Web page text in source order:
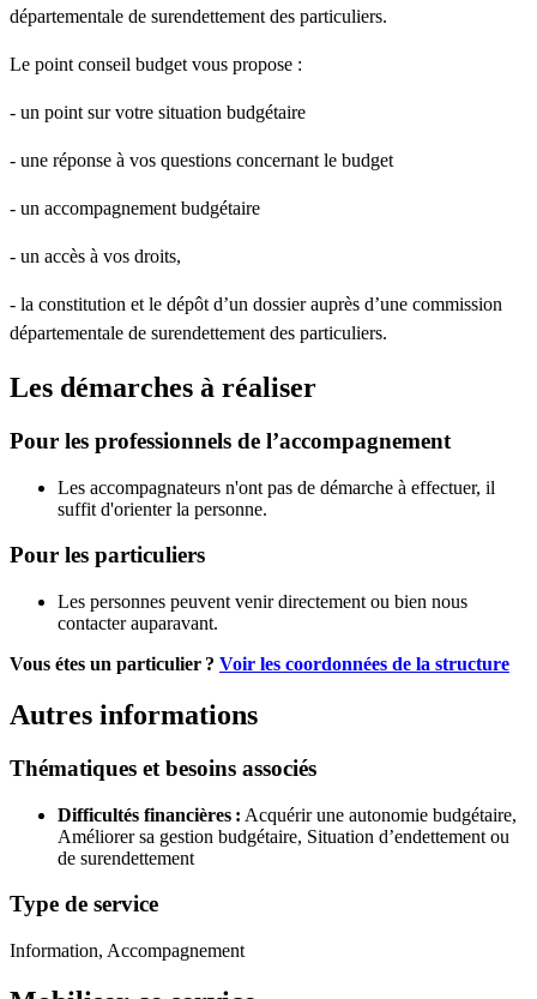
départementale de surendettement des particuliers.
Le point conseil budget vous propose :
- un point sur votre situation budgétaire
- une réponse à vos questions concernant le budget
- un accompagnement budgétaire
- un accès à vos droits,
- la constitution et le dépôt d’un dossier auprès d’une commission
départementale de surendettement des particuliers.
Les démarches à réaliser
Pour les professionnels de l’accompagnement
Les accompagnateurs n'ont pas de démarche à effectuer, il
suffit d'orienter la personne.
Pour les particuliers
Les personnes peuvent venir directement ou bien nous
contacter auparavant.
Vous étes un particulier ? Voir les coordonnées de la structure
Autres informations
Thématiques et besoins associés
Difficultés financières : Acquérir une autonomie budgétaire,
Améliorer sa gestion budgétaire, Situation d’endettement ou
de surendettement
Type de service
Information, Accompagnement